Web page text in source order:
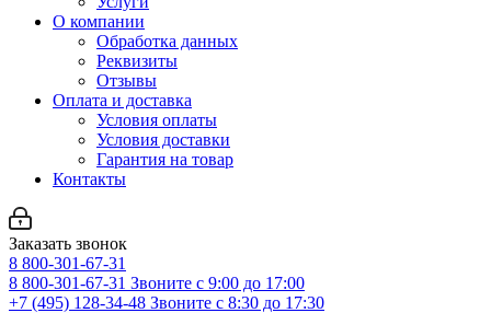
О компании
Обработка данных
Реквизиты
Отзывы
Оплата и доставка
Условия оплаты
Условия доставки
Гарантия на товар
Контакты
Заказать звонок
8 800-301-67-31
8 800-301-67-31 Звоните с 9:00 до 17:00
+7 (495) 128-34-48 Звоните с 8:30 до 17:30